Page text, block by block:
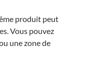
produit peut
Vous pouvez
une zone de